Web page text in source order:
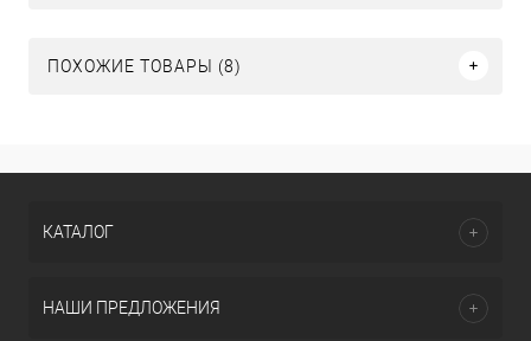
ПОХОЖИЕ ТОВАРЫ (8)
КАТАЛОГ
НАШИ ПРЕДЛОЖЕНИЯ